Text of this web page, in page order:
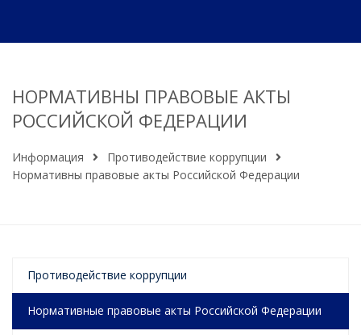
НОРМАТИВНЫ ПРАВОВЫЕ АКТЫ
РОССИЙСКОЙ ФЕДЕРАЦИИ
Информация
Противодействие коррупции
Нормативны правовые акты Российской Федерации
Противодействие коррупции
Нормативные правовые акты Российской Федерации